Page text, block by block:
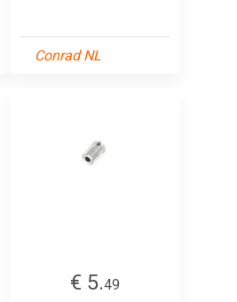
Conrad NL
€ 5.49